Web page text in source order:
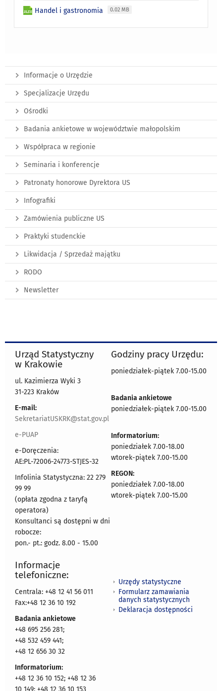
Handel i gastronomia 0.02 MB
Informacje o Urzędzie
Specjalizacje Urzędu
Ośrodki
Badania ankietowe w województwie małopolskim
Współpraca w regionie
Seminaria i konferencje
Patronaty honorowe Dyrektora US
Infografiki
Zamówienia publiczne US
Praktyki studenckie
Likwidacja / Sprzedaż majątku
RODO
Newsletter
Urząd Statystyczny
w Krakowie
ul. Kazimierza Wyki 3
31-223 Kraków
E-mail:
SekretariatUSKRK@stat.gov.pl
e-PUAP
e-Doręczenia:
AE:PL-72006-24773-STJES-32
Infolinia Statystyczna: 22 279
99 99
(opłata zgodna z taryfą
operatora)
Konsultanci są dostępni w dni
robocze:
pon.- pt.: godz. 8.00 - 15.00
Godziny pracy Urzędu:
poniedziałek-piątek 7.00-15.00
Badania ankietowe
poniedziałek-piątek 7.00-15.00
Informatorium:
poniedziałek 7.00-18.00
wtorek-piątek 7.00-15.00
REGON:
poniedziałek 7.00-18.00
wtorek-piątek 7.00-15.00
Informacje
telefoniczne:
Centrala: +48 12 41 56 011
Fax:+48 12 36 10 192
Badania ankietowe
+48 695 256 281;
+48 532 459 441;
+48 12 656 30 32
Informatorium:
+48 12 36 10 152; +48 12 36
Urzędy statystyczne
Formularz zamawiania
danych statystycznych
Deklaracja dostępności